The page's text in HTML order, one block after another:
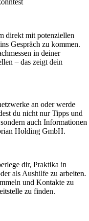
direkt mit potenziellen
Gespräch zu kommen.
in deiner
– das zeigt dein
an oder werde
du nicht nur Tipps und
auch Informationen
Holding GmbH.
dir, Praktika in
als Aushilfe zu arbeiten.
und Kontakte zu
zu finden.